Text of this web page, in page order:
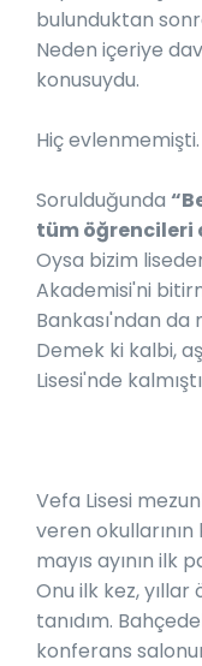
bulunduktan
Neden içeriye
konusuydu.
Hiç evlenmemişti.
Sorulduğunda
tüm öğrencileri
Oysa bizim
Akademisi'ni
Bankası'ndan
Demek ki kalbi,
Lisesi'nde
Vefa Lisesi
veren okullarının
mayıs ayının ilk
Onu ilk kez, yıllar
tanıdım.
konferans